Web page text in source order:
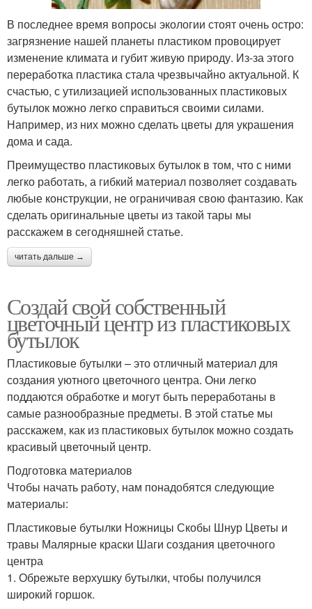
В последнее время вопросы экологии стоят очень остро:
загрязнение нашей планеты пластиком провоцирует
изменение климата и губит живую природу. Из-за этого
переработка пластика стала чрезвычайно актуальной. К
счастью, с утилизацией использованных пластиковых
бутылок можно легко справиться своими силами.
Например, из них можно сделать цветы для украшения
дома и сада.
Преимущество пластиковых бутылок в том, что с ними
легко работать, а гибкий материал позволяет создавать
любые конструкции, не ограничивая свою фантазию. Как
сделать оригинальные цветы из такой тары мы
расскажем в сегодняшней статье.
читать дальше →
Создай свой собственный
цветочный центр из пластиковых
бутылок
Пластиковые бутылки – это отличный материал для
создания уютного цветочного центра. Они легко
поддаются обработке и могут быть переработаны в
самые разнообразные предметы. В этой статье мы
расскажем, как из пластиковых бутылок можно создать
красивый цветочный центр.
Подготовка материалов
Чтобы начать работу, нам понадобятся следующие
материалы:
Пластиковые бутылки Ножницы Скобы Шнур Цветы и
травы Малярные краски Шаги создания цветочного
центра
1. Обрежьте верхушку бутылки, чтобы получился
широкий горшок.